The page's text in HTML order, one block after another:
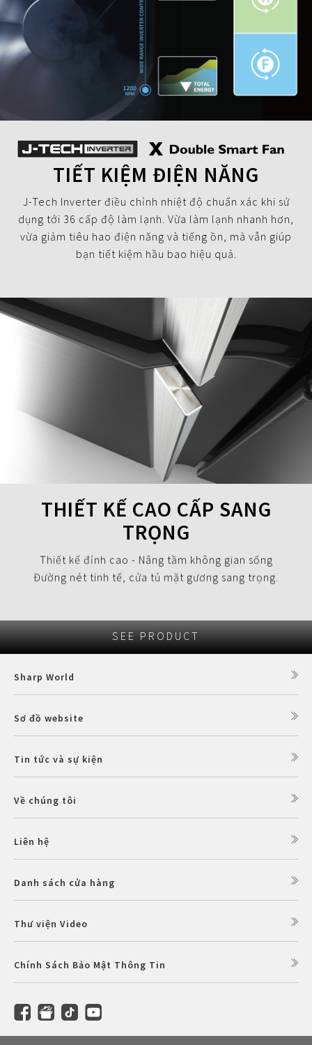
TIẾT KIỆM ĐIỆN NĂNG
J-Tech Inverter điều chỉnh nhiệt độ chuẩn xác khi sử
dụng tới 36 cấp độ làm lạnh. Vừa làm lạnh nhanh hơn,
vừa giảm tiêu hao điện năng và tiếng ồn, mà vẫn giúp
bạn tiết kiệm hầu bao hiệu quả.
THIẾT KẾ CAO CẤP SANG
TRỌNG
Thiết kế đỉnh cao - Nâng tầm không gian sống
Đường nét tinh tế, cửa tủ mặt gương sang trọng.
SEE PRODUCT
Sharp World
Sơ đồ website
Tin tức và sự kiện
Về chúng tôi
Liên hệ
Danh sách cửa hàng
Thư viện Video
Chính Sách Bảo Mật Thông Tin